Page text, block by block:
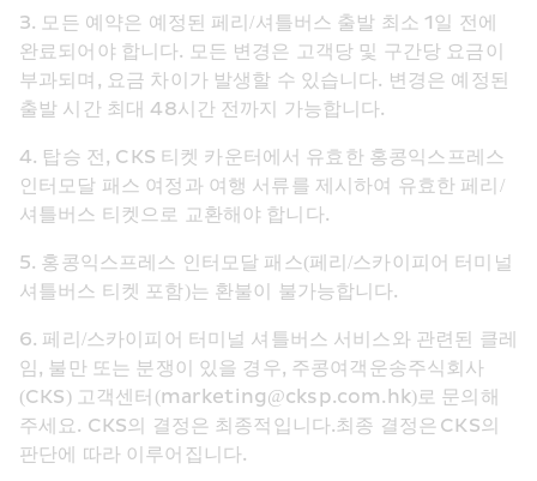
3. 모든 예약은 예정된 페리/셔틀버스 출발 최소 1일 전에
완료되어야 합니다. 모든 변경은 고객당 및 구간당 요금이
부과되며, 요금 차이가 발생할 수 있습니다. 변경은 예정된
출발 시간 최대 48시간 전까지 가능합니다.
4. 탑승 전, CKS 티켓 카운터에서 유효한 홍콩익스프레스
인터모달 패스 여정과 여행 서류를 제시하여 유효한 페리/
셔틀버스 티켓으로 교환해야 합니다.
5. 홍콩익스프레스 인터모달 패스(페리/스카이피어 터미널
셔틀버스 티켓 포함)는 환불이 불가능합니다.
6. 페리/스카이피어 터미널 셔틀버스 서비스와 관련된 클레
임, 불만 또는 분쟁이 있을 경우, 주콩여객운송주식회사
(CKS) 고객센터(marketing@cksp.com.hk)로 문의해
주세요. CKS의 결정은 최종적입니다.최종 결정은 CKS의
판단에 따라 이루어집니다.